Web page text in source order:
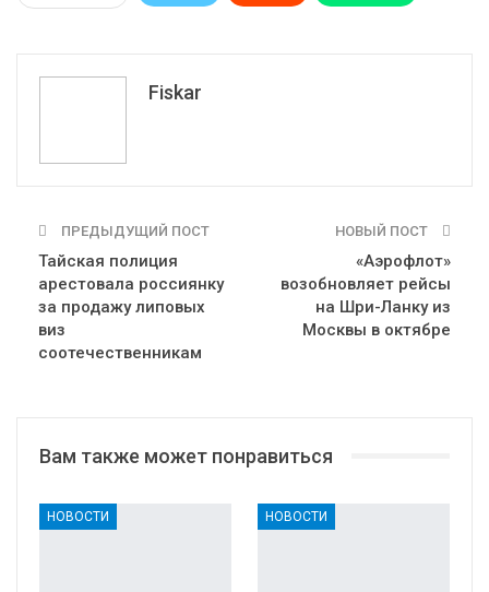
Fiskar
ПРЕДЫДУЩИЙ ПОСТ
Тайская полиция
арестовала россиянку
за продажу липовых
виз
соотечественникам
НОВЫЙ ПОСТ
«Аэрофлот»
возобновляет рейсы
на Шри-Ланку из
Москвы в октябре
Вам также может понравиться
НОВОСТИ НОВОСТИ